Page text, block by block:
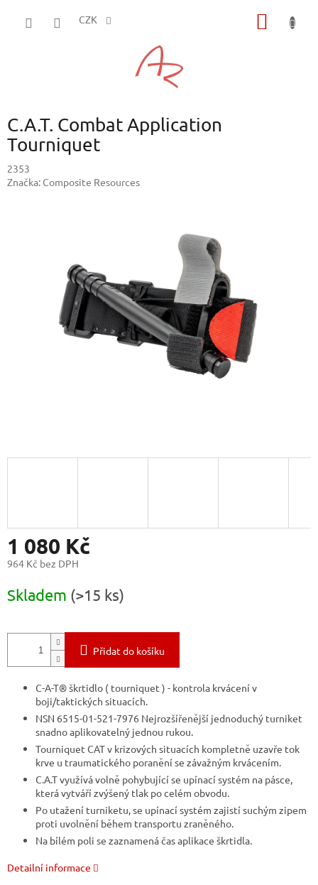
CZK
C.A.T. Combat Application
Tourniquet
2353
Značka: Composite Resources
1 080 Kč
964 Kč bez DPH
cena:
Skladem (>15 ks)
Přidat do košíku
C-A-T® škrtidlo ( tourniquet ) - kontrola krvácení v
boji/taktických situacích.
NSN 6515-01-521-7976 Nejrozšířenější jednoduchý turniket
snadno aplikovatelný jednou rukou.
Tourniquet CAT v krizových situacích kompletně uzavře tok
krve u traumatického poranění se závažným krvácením.
C.A.T využívá volně pohybující se upínací systém na pásce,
která vytváří zvýšený tlak po celém obvodu.
Po utažení turniketu, se upínací systém zajistí suchým zipem
proti uvolnění během transportu zraněného.
Na bílém poli se zaznamená čas aplikace škrtidla.
Detailní informace